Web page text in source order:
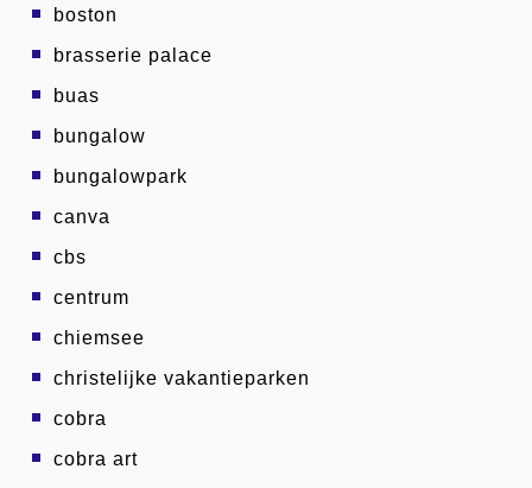
boston
brasserie palace
buas
bungalow
bungalowpark
canva
cbs
centrum
chiemsee
christelijke vakantieparken
cobra
cobra art